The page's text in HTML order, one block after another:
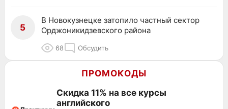
5
В Новокузнецке затопило частный сектор
Орджоникидзевского района
68 Обсудить
ПРОМОКОДЫ
Скидка 11% на все курсы
английского